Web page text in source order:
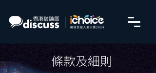
條款及細則